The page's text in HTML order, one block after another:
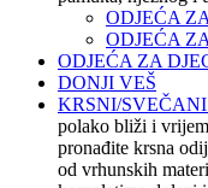
ODJEĆA
ODJEĆA
ODJEĆA ZA
DONJI VEŠ
KRSNI/
polako bliži i
pronađite krsna
od vrhunskih